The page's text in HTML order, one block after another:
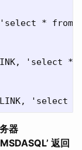
'select *
器
返回